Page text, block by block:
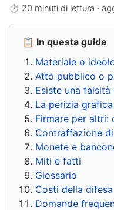
⏱ 20 minuti di lettura ·
📋 In questa guida
Materiale o
Atto pubblico o
Esiste una
La perizia
Firmare per altri:
Contraffazione
Monete e
Miti e fatti
Glossario
Costi della difesa
Domande